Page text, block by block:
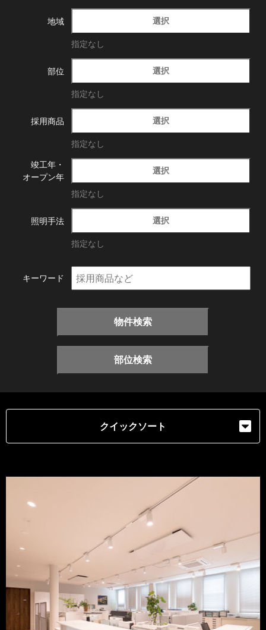
地域 選択
指定なし
部位 選択
指定なし
採用商品 選択
指定なし
竣工年・
オープン年
選択
指定なし
照明手法 選択
指定なし
キーワード
物件検索
部位検索
クイックソート